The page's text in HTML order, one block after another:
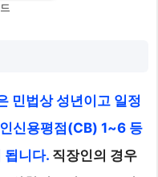
민법상 성년이고 일정
신용평점(CB) 1~6 등
됩니다. 직장인의 경우